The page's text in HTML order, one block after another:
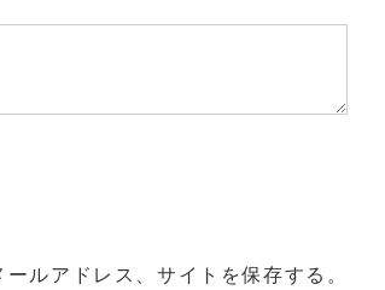
ルアドレス、サイトを保存する。